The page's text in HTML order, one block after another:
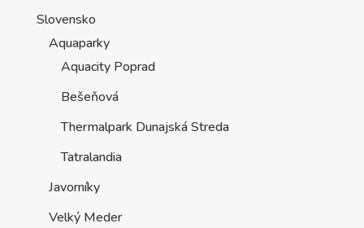
Slovensko
Aquaparky
Aquacity Poprad
Bešeňová
Thermalpark Dunajská Streda
Tatralandia
Javorníky
Velký Meder